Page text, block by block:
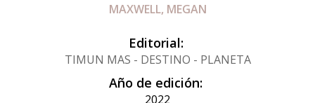
MAXWELL, MEGAN
Editorial:
TIMUN MAS - DESTINO - PLANETA
Año de edición:
2022